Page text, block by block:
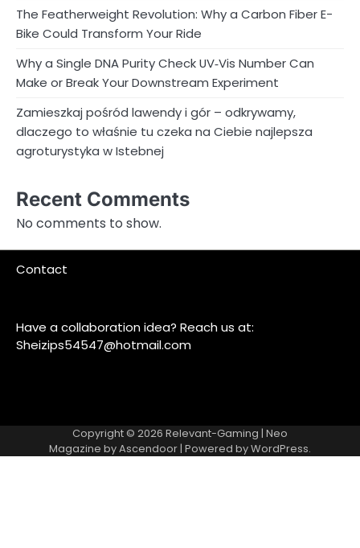
The Featherweight Revolution: Why a Carbon Fiber E-
Bike Could Transform Your Ride
Why a Single DNA Purity Check UV‑Vis Number Can
Make or Break Your Downstream Experiment
Zamieszkaj pośród lawendy i gór – odkrywamy,
dlaczego to właśnie tu czeka na Ciebie najlepsza
agroturystyka w Istebnej
Recent Comments
No comments to show.
Contact
Have a collaboration idea? Reach us at:
Sheizips54547@hotmail.com
Copyright © 2026 Relevant-Gaming | Neo
Magazine byAscendoor| Powered byWordPress.